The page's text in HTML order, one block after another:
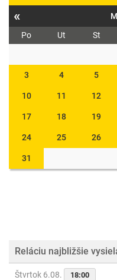
«
Po Ut St
3 4 5
10 11 12
17 18 19
24 25 26
31
Reláciu najbližšie
Štvrtok 6.08. 18:00